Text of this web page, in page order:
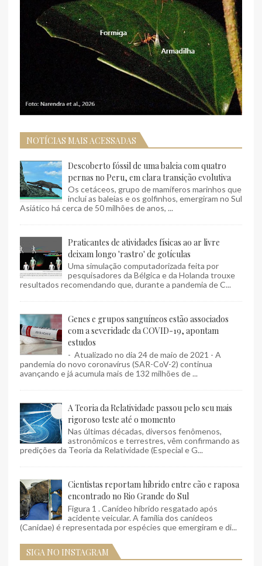
NOTÍCIAS MAIS ACESSADAS
Descoberto fóssil de uma baleia com quatro
pernas no Peru, em clara transição evolutiva
Os cetáceos, grupo de mamíferos marinhos que
inclui as baleias e os golfinhos, emergiram no Sul
Asiático há cerca de 50 milhões de anos, ...
Praticantes de atividades físicas ao ar livre
deixam longo 'rastro' de gotículas
Uma simulação computadorizada feita por
pesquisadores da Bélgica e da Holanda trouxe
resultados recomendando que, durante a pandemia de C...
Genes e grupos sanguíneos estão associados
com a severidade da COVID-19, apontam
estudos
- Atualizado no dia 24 de maio de 2021 - A
pandemia do novo coronavírus (SAR-CoV-2) continua
avançando e já acumula mais de 132 milhões de ...
A Teoria da Relatividade passou pelo seu mais
rigoroso teste até o momento
Nas últimas décadas, diversos fenômenos,
astronômicos e terrestres, vêm confirmando as
predições da Teoria da Relatividade (Especial e G...
Cientistas reportam híbrido entre cão e raposa
encontrado no Rio Grande do Sul
Figura 1 . Canídeo híbrido resgatado após
acidente veicular. A família dos canídeos
(Canidae) é representada por espécies que emergiram e di...
SIGA NO INSTAGRAM